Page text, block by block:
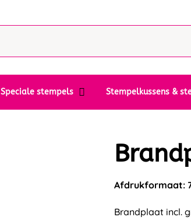
Speciale stempels Stempelkussens &
Afdrukformaat:
Brandplaat incl.